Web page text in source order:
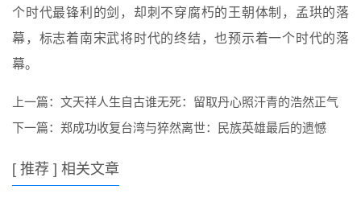
个时代最锋利的剑，却刺不穿腐朽的王朝体制，孟珙的落
幕，标志着南宋武将时代的终结，也预示着一个时代的落
幕。
上一篇： 文天祥人生自古谁无死：留取丹心照汗青的浩然正气
下一篇： 郑成功收复台湾与猝然离世：民族英雄最后的遗憾
[ 推荐 ] 相关文章